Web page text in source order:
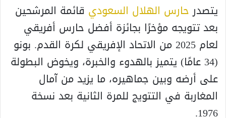
يتصدر حارس الهلال السعودي قائمة المرشحين
بعد تتويجه مؤخرًا بجائزة أفضل حارس أفريقي
لعام 2025 من الاتحاد الإفريقي لكرة القدم. بونو
(34 عامًا) يتميز بالهدوء والخبرة، ويخوض البطولة
على أرضه وبين جماهيره، ما يزيد من آمال
المغاربة في التتويج للمرة الثانية بعد نسخة
1976.